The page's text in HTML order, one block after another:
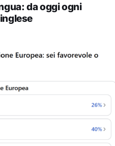
da oggi ogni